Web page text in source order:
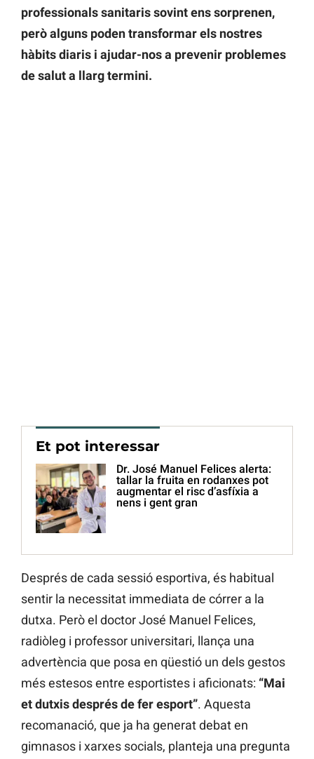
professionals sanitaris sovint ens sorprenen,
però alguns poden transformar els nostres
hàbits diaris i ajudar-nos a prevenir problemes
de salut a llarg termini.
Et pot interessar
Dr. José Manuel Felices alerta:
tallar la fruita en rodanxes pot
augmentar el risc d’asfíxia a
nens i gent gran
Després de cada sessió esportiva, és habitual
sentir la necessitat immediata de córrer a la
dutxa. Però el doctor José Manuel Felices,
radiòleg i professor universitari, llança una
advertència que posa en qüestió un dels gestos
més estesos entre esportistes i aficionats: “Mai
et dutxis després de fer esport”. Aquesta
recomanació, que ja ha generat debat en
gimnasos i xarxes socials, planteja una pregunta